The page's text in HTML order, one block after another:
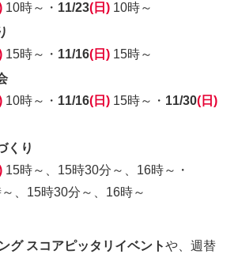
10時～・ 11/23(日) 10時～
15時～・ 11/16(日) 15時～
10時～・ 11/16(日) 15時～・ 11/30(日)
くり
15時～、15時30分～、16時～・
、15時30分～、16時～
グ スコアピッタリイベントや、週替